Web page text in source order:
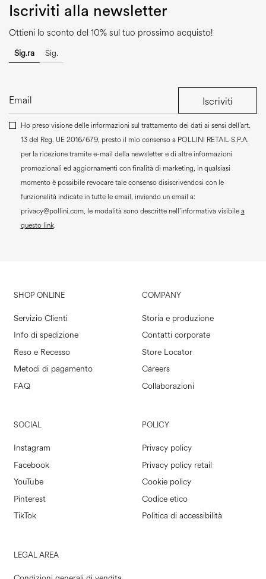
Iscriviti alla newsletter
Ottieni lo sconto del 10% sul tuo prossimo acquisto!
Sig.ra Sig.
Iscriviti
Ho preso visione delle informazioni sul trattamento dei dati ai sensi dell’art.
13 del Reg. UE 2016/679, presto il mio consenso a POLLINI RETAIL S.P.A.
per la ricezione tramite e-mail della newsletter e di altre informazioni
promozionali ed aggiornamenti con finalità di marketing, in qualsiasi
momento è possibile revocare tale consenso disiscrivendosi con le
funzionalità indicate in tutte le email, inviando un email a:
privacy@pollini.com, le modalità sono descritte nell’informativa visibilea
questo link.
SHOP ONLINE
Servizio Clienti
Info di spedizione
Reso e Recesso
Metodi di pagamento
FAQ
COMPANY
Storia e produzione
Contatti corporate
Store Locator
Careers
Collaborazioni
SOCIAL
Instagram
Facebook
YouTube
Pinterest
TikTok
POLICY
Privacy policy
Privacy policy retail
Cookie policy
Codice etico
Politica di accessibilità
LEGAL AREA